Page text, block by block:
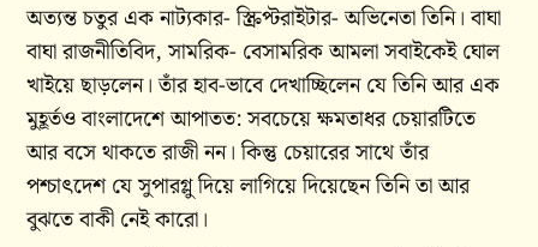
অত্যন্ত চতুর এক নাট্যকার- স্ক্রিপ্টরাইটার- অভিনেতা তিনি। বাঘা
বাঘা রাজনীতিবিদ, সামরিক- বেসামরিক আমলা সবাইকেই ঘোল
খাইয়ে ছাড়লেন। তাঁর হাব-ভাবে দেখাচ্ছিলেন যে তিনি আর এক
মুহূর্তও বাংলাদেশে আপাতত: সবচেয়ে ক্ষমতাধর চেয়ারটিতে
আর বসে থাকতে রাজী নন। কিন্তু চেয়ারের সাথে তাঁর
পশ্চাৎদেশ যে সুপারগ্লু দিয়ে লাগিয়ে দিয়েছেন তিনি তা আর
বুঝতে বাকী নেই কারো।